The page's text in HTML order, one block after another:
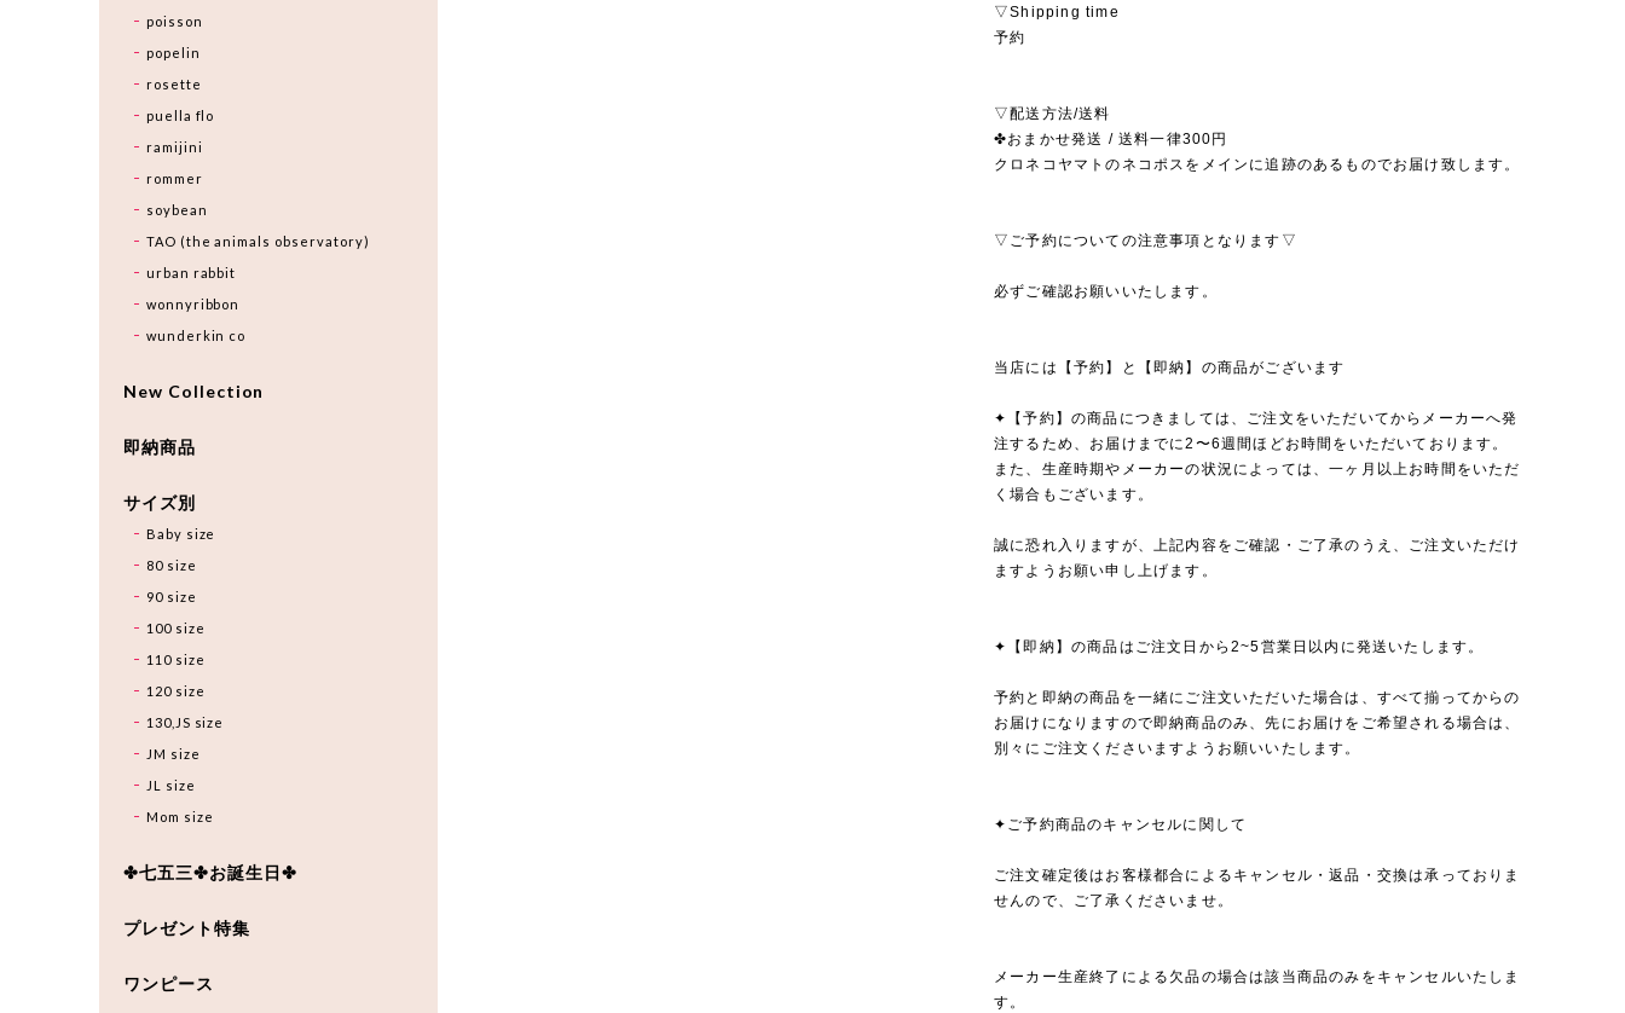
▽Shipping time
予約
▽配送方法/送料
✤おまかせ発送 / 送料一律300円
クロネコヤマトのネコポスをメインに追跡のあるものでお届け致します。
▽ご予約についての注意事項となります▽
必ずご確認お願いいたします。
当店には【予約】と【即納】の商品がございます
✦【予約】の商品につきましては、ご注文をいただいてからメーカーへ発
注するため、お届けまでに2〜6週間ほどお時間をいただいております。
また、生産時期やメーカーの状況によっては、一ヶ月以上お時間をいただ
く場合もございます。
誠に恐れ入りますが、上記内容をご確認・ご了承のうえ、ご注文いただけ
ますようお願い申し上げます。
✦【即納】の商品はご注文日から2~5営業日以内に発送いたします。
予約と即納の商品を一緒にご注文いただいた場合は、すべて揃ってからの
お届けになりますので即納商品のみ、先にお届けをご希望される場合は、
別々にご注文くださいますようお願いいたします。
✦ご予約商品のキャンセルに関して
ご注文確定後はお客様都合によるキャンセル・返品・交換は承っておりま
せんので、ご了承くださいませ。
メーカー生産終了による欠品の場合は該当商品のみをキャンセルいたしま
す。
poisson
popelin
rosette
puella flo
ramijini
rommer
soybean
TAO (the animals observatory)
urban rabbit
wonnyribbon
wunderkin co
New Collection
即納商品
サイズ別
Baby size
80 size
90 size
100 size
110 size
120 size
130,JS size
JM size
JL size
Mom size
✤七五三✤お誕生日✤
プレゼント特集
ワンピース